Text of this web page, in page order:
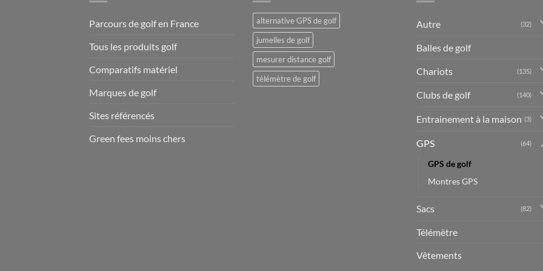
Parcours de golf en France
Tous les produits golf
Comparatifs matériel
Marques de golf
Sites référencés
Green fees moins chers
alternative GPS de golf
jumelles de golf
mesurer distance golf
télémètre de golf
Autre (32)
Balles de golf
Chariots (135)
Clubs de golf (140)
Entrainement à la maison (3)
GPS (64)
GPS de golf
Montres GPS
Sacs (82)
Télémètre
Vêtements